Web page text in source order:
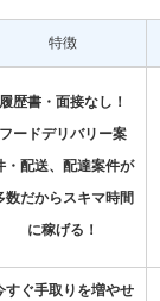
特徴
履歴書・面接なし！
フードデリバリー案
・配送、配達案件が
数だからスキマ時間
に稼げる！
すぐ手取りを増やせ